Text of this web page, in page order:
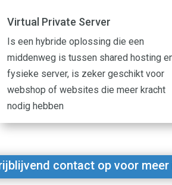
Virtual Private Server
Is een hybride oplossing die een
middenweg is tussen shared hosting
fysieke server, is zeker geschikt voor
webshop of websites die meer kracht
nodig hebben
contact op voor